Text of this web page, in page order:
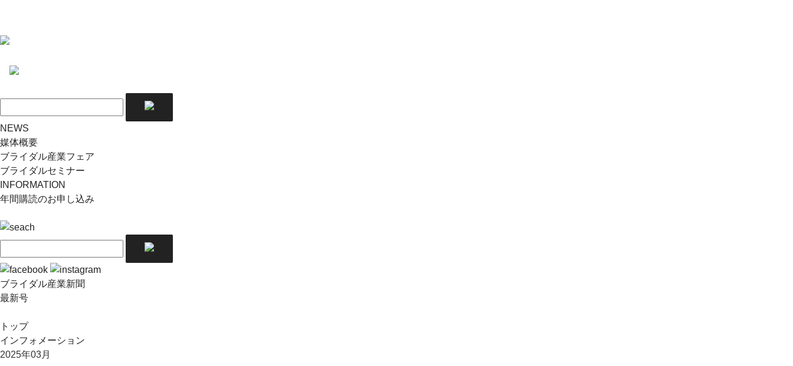
NEWS
媒体概要
ブライダル産業フェア
ブライダルセミナー
INFORMATION
年間購読のお申し込み
ブライダル産業新聞
最新号
トップ
インフォメーション
2025年03月